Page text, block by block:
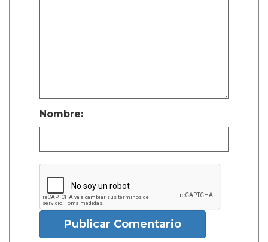
Nombre:
Publicar Comentario